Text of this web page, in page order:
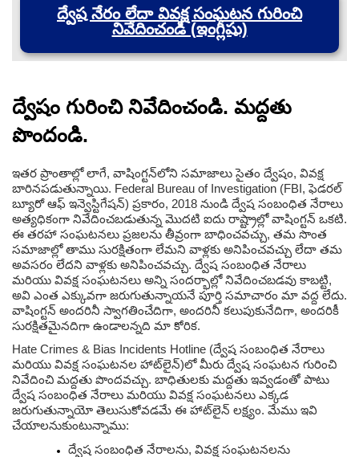
ద్వేష నేరం లేదా వివక్ష సంఘటన గురించి
నివేదించండి (ఇంగ్లీషు)
ద్వేషం గురించి నివేదించండి. మద్దతు
పొందండి.
ఇతర ప్రాంతాల్లో లాగే, వాషింగ్టన్‌లోని సమాజాలు సైతం ద్వేషం, వివక్ష
బారినపడుతున్నాయి. Federal Bureau of Investigation (FBI, ఫెడరల్
బ్యూరో ఆఫ్ ఇన్వెస్టిగేషన్) ప్రకారం, 2018 నుండి ద్వేష సంబంధిత నేరాలు
అత్యధికంగా నివేదించబడుతున్న మొదటి ఐదు రాష్ట్రాల్లో వాషింగ్టన్ ఒకటి.
ఈ తరహా సంఘటనలు ప్రజలను తీవ్రంగా బాధించవచ్చు, తమ సొంత
సమాజాల్లో తాము సురక్షితంగా లేమని వాళ్లకు అనిపించవచ్చు లేదా తమ
అవసరం లేదని వాళ్లకు అనిపించవచ్చు. ద్వేష సంబంధిత నేరాలు
మరియు వివక్ష సంఘటనలు అన్ని సందర్భాల్లో నివేదించబడవు కాబట్టి,
అవి ఎంత ఎక్కువగా జరుగుతున్నాయనే పూర్తి సమాచారం మా వద్ద లేదు.
వాషింగ్టన్ అందరినీ స్వాగతించేదిగా, అందరినీ కలుపుకునేదిగా, అందరికీ
సురక్షితమైనదిగా ఉండాలన్నది మా కోరిక.
Hate Crimes & Bias Incidents Hotline (ద్వేష సంబంధిత నేరాలు
మరియు వివక్ష సంఘటనల హాట్‌లైన్)లో మీరు ద్వేష సంఘటన గురించి
నివేదించి మద్దతు పొందవచ్చు. బాధితులకు మద్దతు ఇవ్వడంతో పాటు
ద్వేష సంబంధిత నేరాలు మరియు వివక్ష సంఘటనలు ఎక్కడ
జరుగుతున్నాయో తెలుసుకోవడమే ఈ హాట్‌లైన్ లక్ష్యం. మేము ఇవి
చేయాలనుకుంటున్నాము:
ద్వేష సంబంధిత నేరాలను, వివక్ష సంఘటనలను